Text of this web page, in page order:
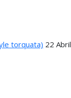
torquata) 22 Abril